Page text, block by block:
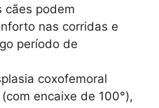
cães podem
nas corridas e
período de
coxofemoral
encaixe de 100°),